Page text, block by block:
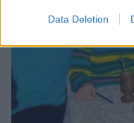
Data Deletion